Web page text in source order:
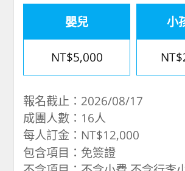
嬰兒
NT$5,000
小
報名截止：2026/08/17
成團人數：16人
每人訂金：NT$12,000
包含項目：免簽證